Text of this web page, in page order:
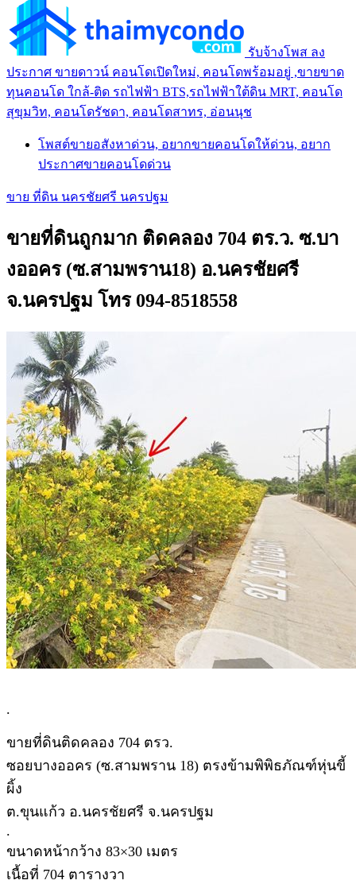
รับจ้างโพส ลง
ประกาศ ขายดาวน์ คอนโดเปิดใหม่, คอนโดพร้อมอยู่ ,ขายขาด
ทุนคอนโด ใกล้-ติด รถไฟฟ้า BTS,รถไฟฟ้าใต้ดิน MRT, คอนโด
สุขุมวิท, คอนโดรัชดา, คอนโดสาทร, อ่อนนุช
โพสต์ขายอสังหาด่วน, อยากขายคอนโดให้ด่วน, อยาก
ประกาศขายคอนโดด่วน
ขาย ที่ดิน นครชัยศรี นครปฐม
ขายที่ดินถูกมาก ติดคลอง 704 ตร.ว. ซ.บา
งออคร (ซ.สามพราน18) อ.นครชัยศรี
จ.นครปฐม โทร 094-8518558
.
ขายที่ดินติดคลอง 704 ตรว.
ซอยบางออคร (ซ.สามพราน 18) ตรงข้ามพิพิธภัณฑ์หุ่นขี้
ผิ้ง
ต.ขุนแก้ว อ.นครชัยศรี จ.นครปฐม
.
ขนาดหน้ากว้าง 83×30 เมตร
เนื้อที่ 704 ตารางวา